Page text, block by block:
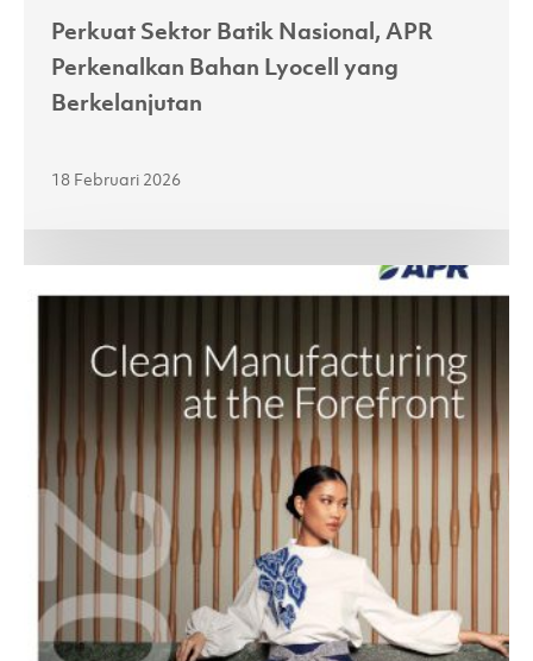
Perkuat Sektor Batik Nasional, APR
Perkenalkan Bahan Lyocell yang
Berkelanjutan
18 Februari 2026
Melansir
Keberlanjutan
2024:
Mengedepankan
Proses
Produksi
Bersih